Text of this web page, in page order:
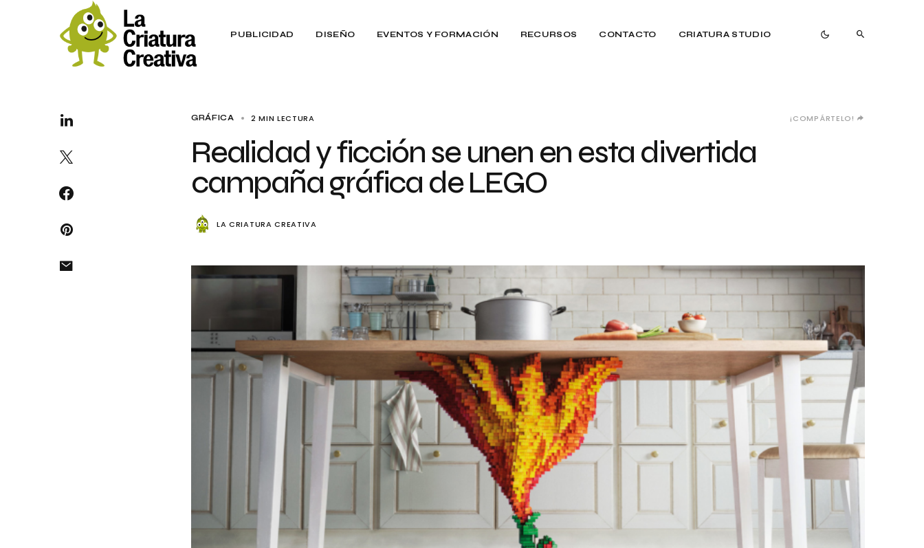
PUBLICIDAD DISEÑO EVENTOS Y FORMACIÓN RECURSOS CONTACTO CRIATURA STUDIO
GRÁFICA 2 MIN LECTURA ¡COMPÁRTELO!
Realidad y ficción se unen en esta divertida
campaña gráfica de LEGO
LA CRIATURA CREATIVA